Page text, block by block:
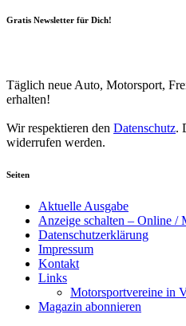
Gratis Newsletter für Dich!
Täglich neue Auto, Motorsport,
erhalten!
Wir respektieren den Datenschutz.
widerrufen werden.
Seiten
Aktuelle Ausgabe
Anzeige schalten – Online /
Datenschutzerklärung
Impressum
Kontakt
Links
Motorsportvereine in
Magazin abonnieren